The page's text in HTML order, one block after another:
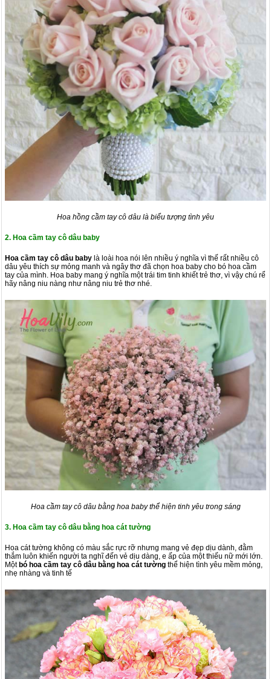
Hoa hồng cầm tay cô dâu là biểu tượng tình yêu
2. Hoa cầm tay cô dâu baby
Hoa cầm tay cô dâu baby là loài hoa nói lên nhiều ý nghĩa vì thế rất nhiều cô
dâu yêu thích sự mỏng manh và ngây thơ đã chọn hoa baby cho bó hoa cầm
tay của mình. Hoa baby mang ý nghĩa một trái tim tinh khiết trẻ thơ, vì vậy chú rể
hãy nâng niu nàng như nâng niu trẻ thơ nhé.
Hoa cầm tay cô dâu bằng hoa baby thể hiện tinh yêu trong sáng
3. Hoa cầm tay cô dâu bằng hoa cát tường
Hoa cát tường không có màu sắc rực rỡ nhưng mang vẻ đẹp dịu dành, đằm
thắm luôn khiến người ta nghĩ đến vẻ dịu dàng, e ấp của một thiếu nữ mới lớn.
Mộtbó hoa cầm tay cô dâu bằng hoa cát tường thể hiện tình yêu mềm mỏng,
nhẹ nhàng và tinh tế